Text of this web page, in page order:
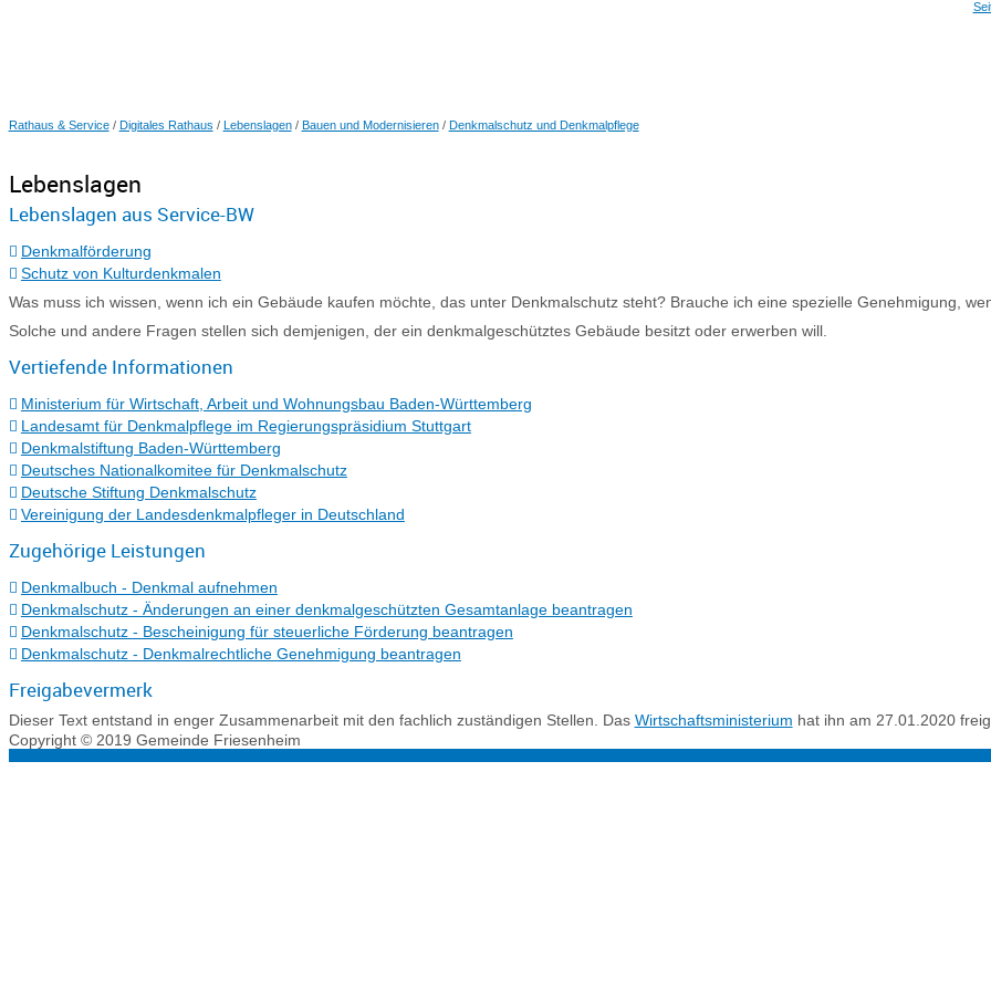
Rathaus & Service/ Digitales Rathaus / Lebenslagen/ Bauen und Modernisieren/ Denkmalschutz und Denkmalpflege
Lebenslagen
Lebenslagen aus Service-BW
Denkmalförderung
Schutz von Kulturdenkmalen
Was muss ich wissen, wenn ich ein Gebäude kaufen möchte, das unter Denkmalschutz steht? Brauche ich eine spezielle Genehmigung,
Solche und andere Fragen stellen sich demjenigen, der ein denkmalgeschütztes Gebäude besitzt oder erwerben will.
Vertiefende Informationen
Ministerium für Wirtschaft, Arbeit und Wohnungsbau Baden-Württemberg
Landesamt für Denkmalpflege im Regierungspräsidium Stuttgart
Denkmalstiftung Baden-Württemberg
Deutsches Nationalkomitee für Denkmalschutz
Deutsche Stiftung Denkmalschutz
Vereinigung der Landesdenkmalpfleger in Deutschland
Zugehörige Leistungen
Denkmalbuch - Denkmal aufnehmen
Denkmalschutz - Änderungen an einer denkmalgeschützten Gesamtanlage beantragen
Denkmalschutz - Bescheinigung für steuerliche Förderung beantragen
Denkmalschutz - Denkmalrechtliche Genehmigung beantragen
Freigabevermerk
Dieser Text entstand in enger Zusammenarbeit mit den fachlich zuständigen Stellen. Das Wirtschaftsministerium hat ihn am 27.01.2020
Copyright © 2019 Gemeinde Friesenheim